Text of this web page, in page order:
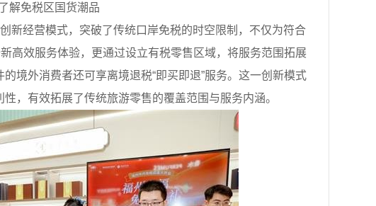
解免税区国货潮品
创新经营模式，突破了传统口岸免税的时空限制，不仅为符合
高效服务体验，更通过设立有税零售区域，将服务范围拓展
境外消费者还可享离境退税“即买即退”服务。这一创新模式
，有效拓展了传统旅游零售的覆盖范围与服务内涵。